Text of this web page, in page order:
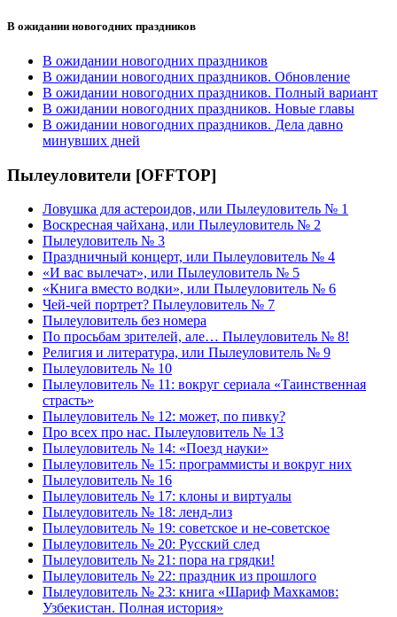
В ожидании новогодних праздников
В ожидании новогодних праздников
В ожидании новогодних праздников. Обновление
В ожидании новогодних праздников. Полный вариант
В ожидании новогодних праздников. Новые главы
В ожидании новогодних праздников. Дела давно
минувших дней
Пылеуловители [OFFTOP]
Ловушка для астероидов, или Пылеуловитель № 1
Воскресная чайхана, или Пылеуловитель № 2
Пылеуловитель № 3
Праздничный концерт, или Пылеуловитель № 4
«И вас вылечат», или Пылеуловитель № 5
«Книга вместо водки», или Пылеуловитель № 6
Чей-чей портрет? Пылеуловитель № 7
Пылеуловитель без номера
По просьбам зрителей, але… Пылеуловитель № 8!
Религия и литература, или Пылеуловитель № 9
Пылеуловитель № 10
Пылеуловитель № 11: вокруг сериала «Таинственная
страсть»
Пылеуловитель № 12: может, по пивку?
Про всех про нас. Пылеуловитель № 13
Пылеуловитель № 14: «Поезд науки»
Пылеуловитель № 15: программисты и вокруг них
Пылеуловитель № 16
Пылеуловитель № 17: клоны и виртуалы
Пылеуловитель № 18: ленд-лиз
Пылеуловитель № 19: советское и не-советское
Пылеуловитель № 20: Русский след
Пылеуловитель № 21: пора на грядки!
Пылеуловитель № 22: праздник из прошлого
Пылеуловитель № 23: книга «Шариф Махкамов:
Узбекистан. Полная история»